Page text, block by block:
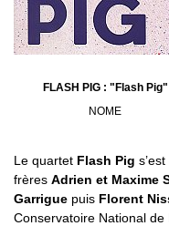
FLASH PIG : "Flash Pig"
NOME
Le quartet Flash Pig
frères Adrien et Maxime
Garrigue puis Florent
Conservatoire National